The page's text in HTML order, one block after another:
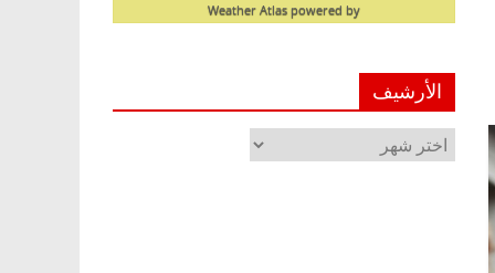
powered by
Weather Atlas
الأرشيف
الأرشيف